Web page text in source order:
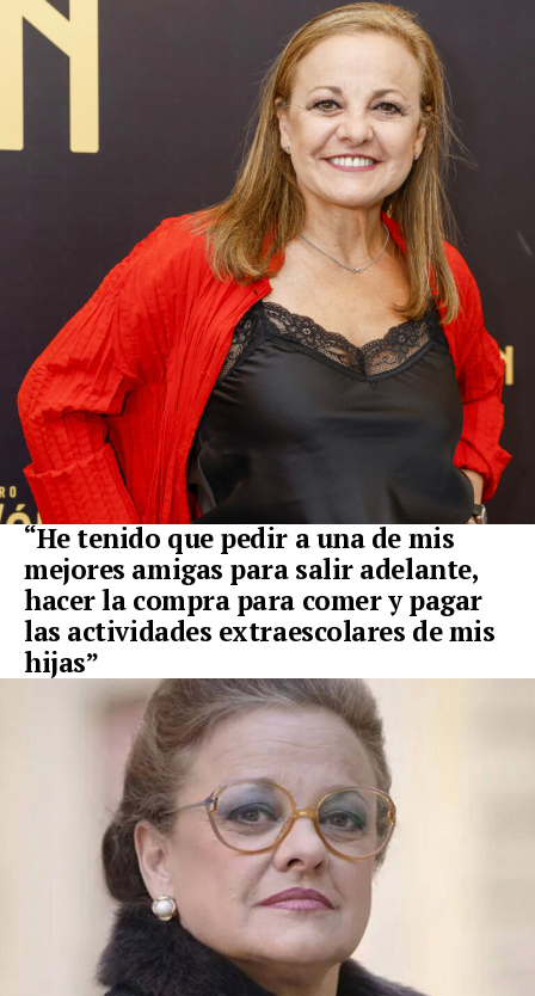
“He tenido que pedir a una de mis
mejores amigas para salir adelante,
hacer la compra para comer y pagar
las actividades extraescolares de mis
hijas”